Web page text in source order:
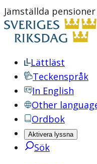
Jämställda
Lättläst
Teckenspråk
In English
Other
Ordbok
Aktivera lyssna
Sök